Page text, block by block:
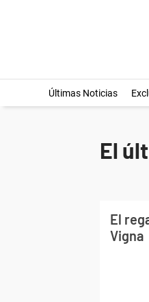
Últimas Noticias
El
El
Vigna